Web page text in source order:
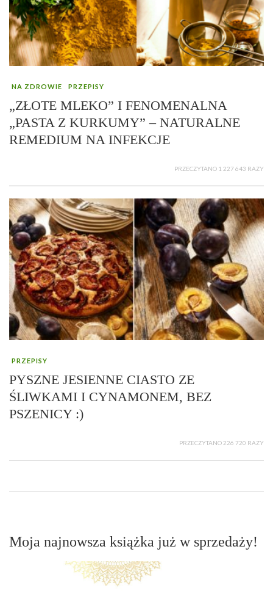
NA ZDROWIE PRZEPISY
„ZŁOTE MLEKO” I FENOMENALNA
„PASTA Z KURKUMY” – NATURALNE
REMEDIUM NA INFEKCJE
PRZECZYTANO 1 227 643 RAZY
PRZEPISY
PYSZNE JESIENNE CIASTO ZE
ŚLIWKAMI I CYNAMONEM, BEZ
PSZENICY :)
PRZECZYTANO 226 720 RAZY
Moja najnowsza książka już w sprzedaży!